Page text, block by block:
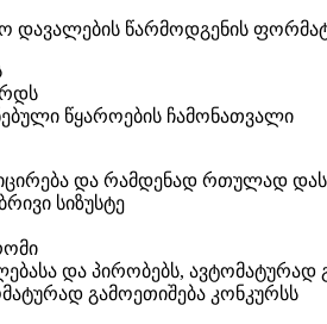
დავალების წარმოდგენის
წყაროების ჩამონათვალი
და რამდენად რთულად
სიზუსტე
და პირობებს, ავტომატურად
გამოეთიშება კონკურსს